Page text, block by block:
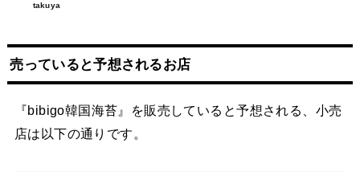
takuya
売っていると予想されるお店
『bibigo韓国海苔』を販売していると予想される、小売
店は以下の通りです。